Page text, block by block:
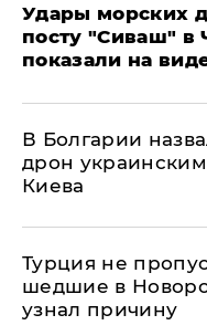
Удары морских
посту "Сиваш" в
показали на
В Болгарии
дрон
Киева
Турция не
шедшие в
узнал причину